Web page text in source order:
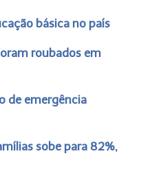
básica no país
roubados em
de emergência
sobe para 82%,